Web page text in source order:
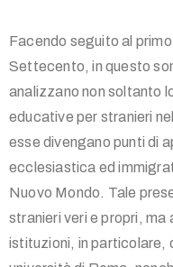
Facendo seguito al
Settecento, in questo
analizzano non soltanto
educative per stranieri
esse divengano punti di
ecclesiastica ed
Nuovo Mondo. Tale
stranieri veri e propri, ma
istituzioni, in particolare,